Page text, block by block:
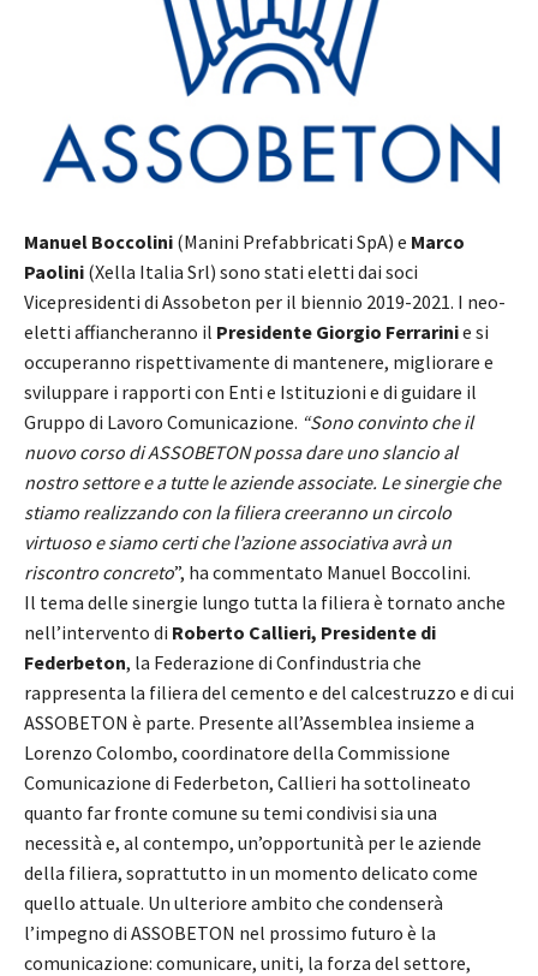
Manuel Boccolini (Manini Prefabbricati SpA) e Marco
Paolini (Xella Italia Srl) sono stati eletti dai soci
Vicepresidenti di Assobeton per il biennio 2019-2021. I neo-
eletti affiancheranno il Presidente Giorgio Ferrarinie si
occuperanno rispettivamente di mantenere, migliorare e
sviluppare i rapporti con Enti e Istituzioni e di guidare il
Gruppo di Lavoro Comunicazione. “Sono convinto che il
nuovo corso di ASSOBETON possa dare uno slancio al
nostro settore e a tutte le aziende associate. Le sinergie che
stiamo realizzando con la filiera creeranno un circolo
virtuoso e siamo certi che l’azione associativa avrà un
riscontro concreto”, ha commentato Manuel Boccolini.
Il tema delle sinergie lungo tutta la filiera è tornato anche
nell’intervento di Roberto Callieri, Presidente di
Federbeton, la Federazione di Confindustria che
rappresenta la filiera del cemento e del calcestruzzo e di cui
ASSOBETON è parte. Presente all’Assemblea insieme a
Lorenzo Colombo, coordinatore della Commissione
Comunicazione di Federbeton, Callieri ha sottolineato
quanto far fronte comune su temi condivisi sia una
necessità e, al contempo, un’opportunità per le aziende
della filiera, soprattutto in un momento delicato come
quello attuale. Un ulteriore ambito che condenserà
l’impegno di ASSOBETON nel prossimo futuro è la
comunicazione: comunicare, uniti, la forza del settore,